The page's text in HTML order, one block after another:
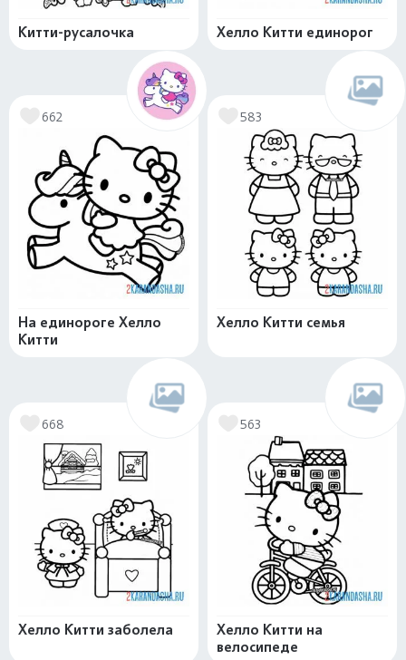
Китти-русалочка Хелло Китти единорог
662
На единороге Хелло
Китти
583
Хелло Китти семья
668
Хелло Китти заболела
563
Хелло Китти на
велосипеде